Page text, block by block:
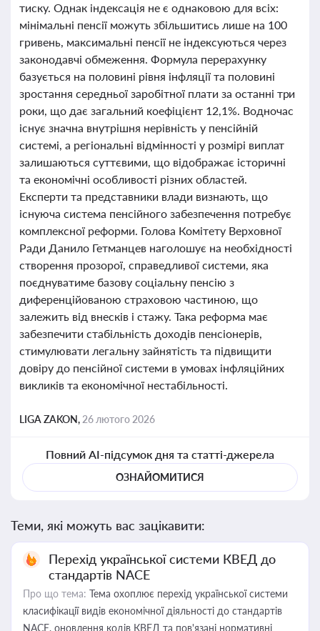
тиску. Однак індексація не є однаковою для всіх:
мінімальні пенсії можуть збільшитись лише на 100
гривень, максимальні пенсії не індексуються через
законодавчі обмеження. Формула перерахунку
базується на половині рівня інфляції та половині
зростання середньої заробітної плати за останні три
роки, що дає загальний коефіцієнт 12,1%. Водночас
існує значна внутрішня нерівність у пенсійній
системі, а регіональні відмінності у розмірі виплат
залишаються суттєвими, що відображає історичні
та економічні особливості різних областей.
Експерти та представники влади визнають, що
існуюча система пенсійного забезпечення потребує
комплексної реформи. Голова Комітету Верховної
Ради Данило Гетманцев наголошує на необхідності
створення прозорої, справедливої системи, яка
поєднуватиме базову соціальну пенсію з
диференційованою страховою частиною, що
залежить від внесків і стажу. Така реформа має
забезпечити стабільність доходів пенсіонерів,
стимулювати легальну зайнятість та підвищити
довіру до пенсійної системи в умовах інфляційних
викликів та економічної нестабільності.
LIGA ZAKON, 26 лютого 2026
Повний AI-підсумок дня та статті-джерела
ОЗНАЙОМИТИСЯ
Теми, які можуть вас зацікавити:
Перехід української системи КВЕД до
стандартів NACE
Про що тема: Тема охоплює перехід української системи
класифікації видів економічної діяльності до стандартів
NACE, оновлення кодів КВЕД та пов'язані нормативні